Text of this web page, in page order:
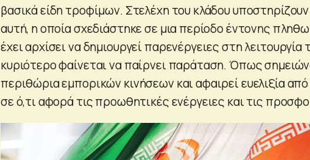
βασικά είδη τροφίμων. Στελέχη του κλάδου
αυτή, η οποία σχεδιάστηκε σε μια περίοδο έντονης
έχει αρχίσει να δημιουργεί παρενέργειες στη λειτουργία
κυριότερο φαίνεται να παίρνει παράταση. Όπως
περιθώρια εμπορικών κινήσεων και αφαιρεί ευελιξία από
σε ό,τι αφορά τις προωθητικές ενέργειες και τις